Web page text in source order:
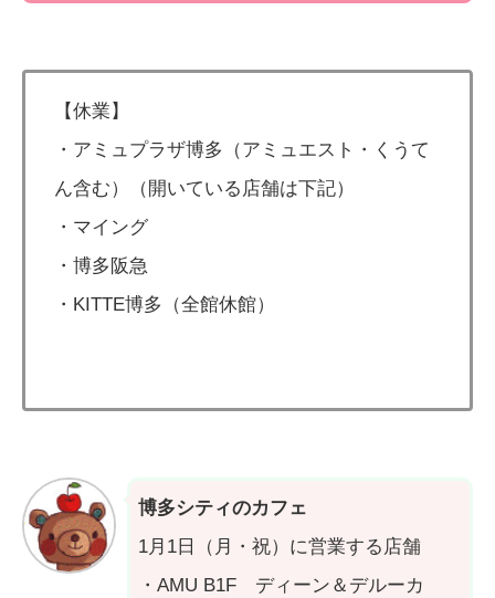
【休業】
・アミュプラザ博多（アミュエスト・くうて
ん含む）（開いている店舗は下記）
・マイング
・博多阪急
・KITTE博多（全館休館）
博多シティのカフェ
1月1日（月・祝）に営業する店舗
・AMU B1F ディーン＆デルーカ